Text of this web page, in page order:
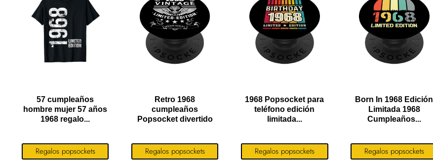
57 cumpleaños
hombre mujer 57 años
1968 regalo...
Regalos popsockets
Retro 1968
cumpleaños
Popsocket divertido
Regalos popsockets
1968 Popsocket para
teléfono edición
limitada...
Regalos popsockets
Born In 1968 Edición
Limitada 1968
Cumpleaños...
Regalos popsockets